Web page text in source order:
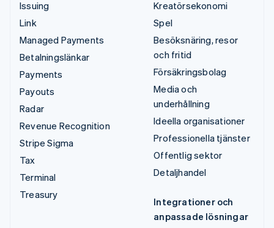
Issuing
Link
Managed Payments
Betalningslänkar
Payments
Payouts
Radar
Revenue Recognition
Stripe Sigma
Tax
Terminal
Treasury
Kreatörsekonomi
Spel
Besöksnäring, resor
och fritid
Försäkringsbolag
Media och
underhållning
Ideella organisationer
Professionella tjänster
Offentlig sektor
Detaljhandel
Integrationer och
anpassade lösningar